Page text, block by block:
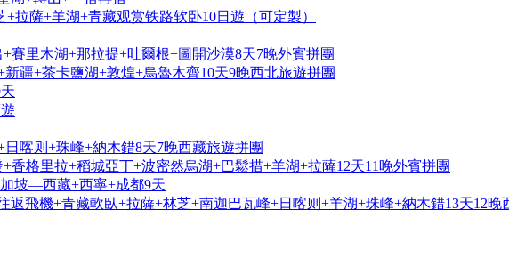
拉薩+羊湖+青藏观赏铁路软卧10日遊（可定製）
賽里木湖+那拉提+吐爾根+圖開沙漠8天7晚外賓拼團
疆+茶卡鹽湖+敦煌+烏魯木齊10天9晚西北旅遊拼團
喀则+珠峰+納木錯8天7晚西藏旅遊拼團
香格里拉+稻城亞丁+波密然烏湖+巴鬆措+羊湖+拉薩12天11晚外賓拼團
坡—西藏+西寧+成都9天
返飛機+青藏軟臥+拉薩+林芝+南迦巴瓦峰+日喀则+羊湖+珠峰+納木錯13天12晚